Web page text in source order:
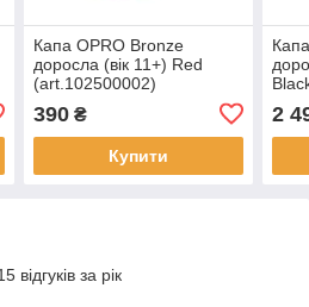
Капа OPRO Bronze
доросла (вік 11+) Red
(art.102500002)
390₴
Купити
2
відгуків за рік